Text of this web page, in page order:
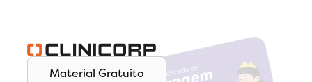
Material Gratuito